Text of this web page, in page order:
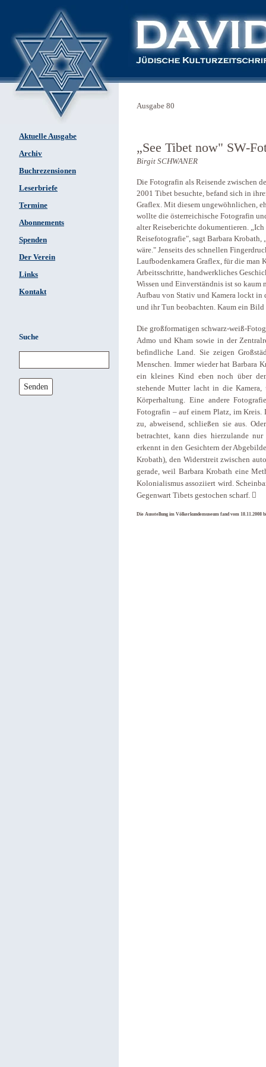
Aktuelle Ausgabe
Archiv
Buchrezensionen
Leserbriefe
Termine
Abonnements
Spenden
Der Verein
Links
Kontakt
Suche
Senden
Ausgabe 80
„See Tibet now" SW-
Birgit SCHWANER
Die Fotografin als Reisende zwischen
2001 Tibet besuchte, befand sich in
Graflex. Mit diesem ungewöhnlichen,
wollte die österreichische Fotografin
alter Reiseberichte dokumentieren.
Reisefotografie", sagt Barbara Krobath,
wäre." Jenseits des schnellen
Laufbodenkamera Graflex, für die man
Arbeitsschritte, handwerkliches
Wissen und Einverständnis ist so kaum
Aufbau von Stativ und Kamera lockt in
und ihr Tun beobachten. Kaum ein
Die großformatigen schwarz-weiß-
Admo und Kham sowie in der
befindliche Land. Sie zeigen
Menschen. Immer wieder hat Barbara
ein kleines Kind eben noch über
stehende Mutter lacht in die
Körperhaltung. Eine andere
Fotografin – auf einem Platz, im Kreis.
zu, abweisend, schließen sie aus.
betrachtet, kann dies hierzulande
erkennt in den Gesichtern der
Krobath), den Widerstreit zwischen
gerade, weil Barbara Krobath eine
Kolonialismus assoziiert wird.
Gegenwart Tibets gestochen scharf. 
Die Ausstellung im Völkerkundemuseum fand vom 18.11.2008